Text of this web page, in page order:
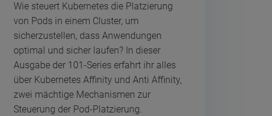
Wie steuert Kubernetes die Platzierung
von Pods in einem Cluster, um
sicherzustellen, dass Anwendungen
optimal und sicher laufen? In dieser
Ausgabe der 101-Series erfahrt ihr alles
über Kubernetes Affinity und Anti Affinity,
zwei mächtige Mechanismen zur
Steuerung der Pod-Platzierung.